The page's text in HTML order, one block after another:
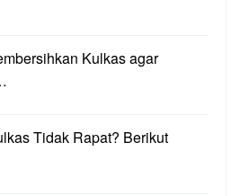
Kulkas agar
Tidak Rapat? Berikut